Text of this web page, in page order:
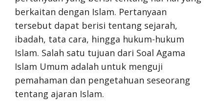
berkaitan dengan Islam. Pertanyaan
tersebut dapat berisi tentang sejarah,
ibadah, tata cara, hingga hukum-hukum
Islam. Salah satu tujuan dari Soal Agama
Islam Umum adalah untuk menguji
pemahaman dan pengetahuan seseorang
tentang ajaran Islam.